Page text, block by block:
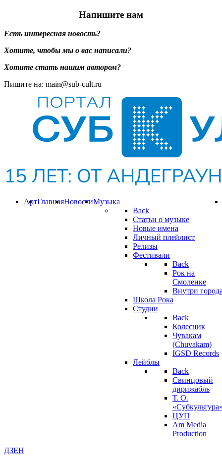
Напишите нам
Есть интересная новость?
Хотите, чтобы мы о вас написали?
Хотите стать нашим автором?
Пишите на: main@sub-cult.ru
Музыка
Back
Статьи о музыке
Новые имена
Личный плейлист
Релизы
Фестивали
Back
Рок на
Смоленке
Внутри
Школа Рока
Студии
Back
Колесник
Чувакам
(Chuvakam)
IGSD Records
Лейблы
Back
Свинцовый
дирижабль
Т. О.
ЦУП
Am Media
Production
Новости
Главная
Арт
ДЗЕН